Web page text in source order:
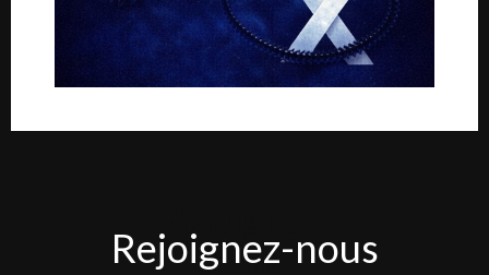
nous
Rejoignez-nous